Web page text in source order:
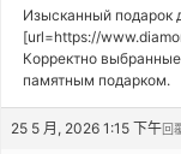
Изысканный подарок
[url=https://
Корректно
памятным подарком.
25 5 月, 2026 1:15 下午回